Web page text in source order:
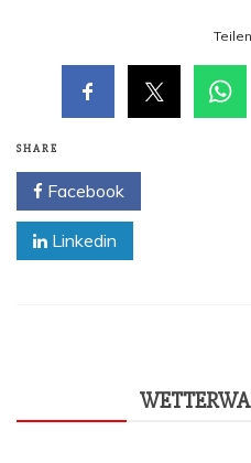
SHARE
Facebook
Linkedin